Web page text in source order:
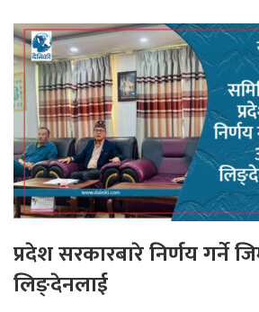
प्रदेश सरकारबारे निर्णय गर्ने
लिङ्देनलाई